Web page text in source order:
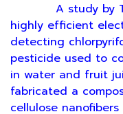
A study by Tun
highly efficient
detecting
pesticide used to
in water and fruit
fabricated a
cellulose